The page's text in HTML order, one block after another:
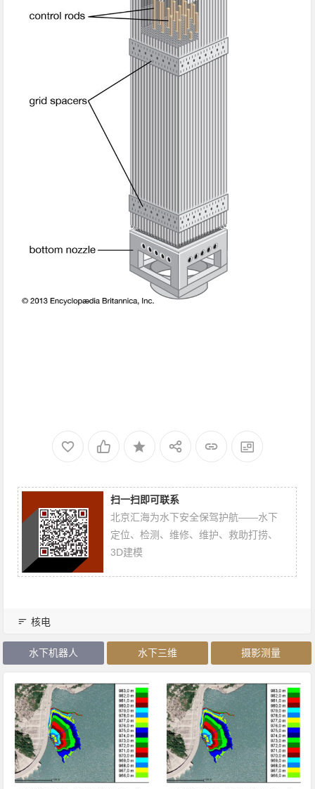
扫一扫即可联系
北京汇海为水下安全保驾护航——水下
定位、检测、维修、维护、救助打捞、
3D建模
核电
水下机器人 水下三维 摄影测量